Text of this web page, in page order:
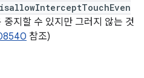
중지할 수 있지만 그러지 않는 것
참조)